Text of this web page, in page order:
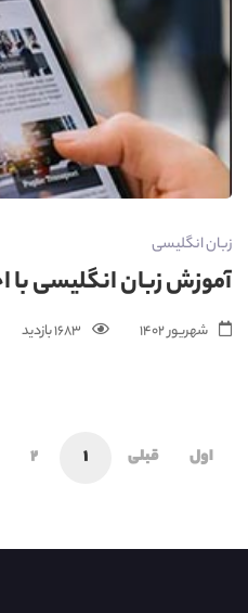
زبان انگلیسی
آموزش زبان انگلیسی با
شهریور 1402 1683 بازدید
اول قبلی 1
2